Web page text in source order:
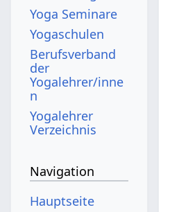
Yoga Seminare
Yogaschulen
Berufsverband
der
Yogalehrer/inne
n
Yogalehrer
Verzeichnis
Navigation
Hauptseite